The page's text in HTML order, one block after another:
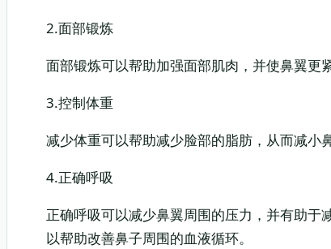
2.面部锻炼
面部锻炼可以帮助加强面部肌肉，并使鼻翼更
3.控制体重
减少体重可以帮助减少脸部的脂肪，从而减小
4.正确呼吸
正确呼吸可以减少鼻翼周围的压力，并有助
以帮助改善鼻子周围的血液循环。